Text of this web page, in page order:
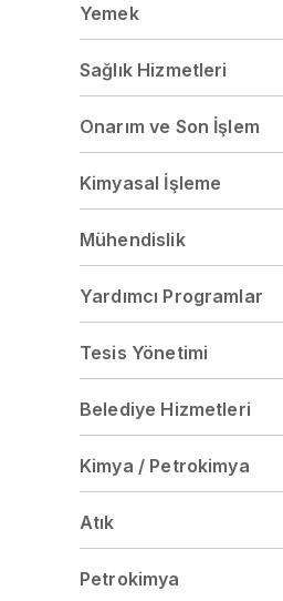
Yemek
Sağlık Hizmetleri
Onarım ve Son İşlem
Kimyasal İşleme
Mühendislik
Yardımcı Programlar
Tesis Yönetimi
Belediye Hizmetleri
Kimya / Petrokimya
Atık
Petrokimya